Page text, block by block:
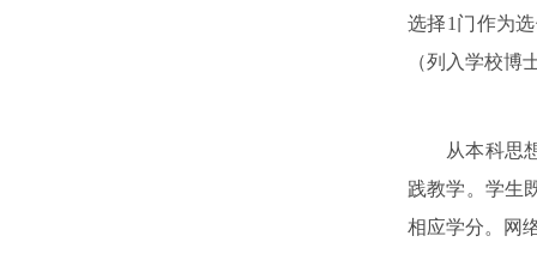
选择1门作为
（列入学校博
从本科思想
践教学。学生
相应学分。网